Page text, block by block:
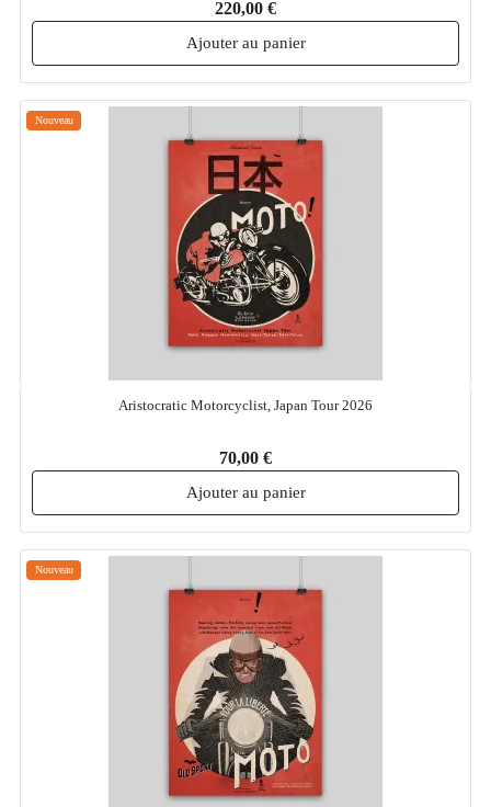
220,00 €
Ajouter au panier
Nouveau
Aristocratic Motorcyclist, Japan Tour 2026
70,00 €
Ajouter au panier
Nouveau